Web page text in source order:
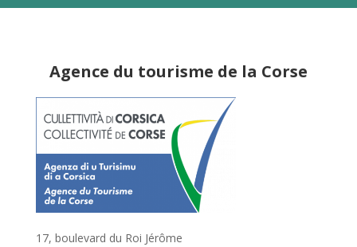
Agence du tourisme de la Corse
17, boulevard du Roi Jérôme